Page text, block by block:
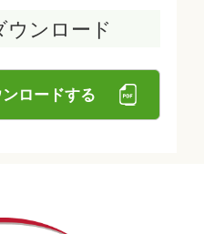
ンロード
ロードする